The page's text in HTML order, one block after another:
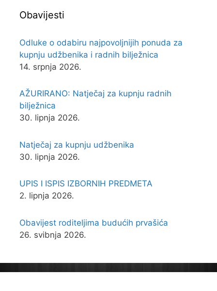
Obavijesti
Odluke o odabiru najpovoljnijih ponuda za
kupnju udžbenika i radnih bilježnica
14. srpnja 2026.
AŽURIRANO: Natječaj za kupnju radnih
bilježnica
30. lipnja 2026.
Natječaj za kupnju udžbenika
30. lipnja 2026.
UPIS I ISPIS IZBORNIH PREDMETA
2. lipnja 2026.
Obavijest roditeljima budućih prvašića
26. svibnja 2026.